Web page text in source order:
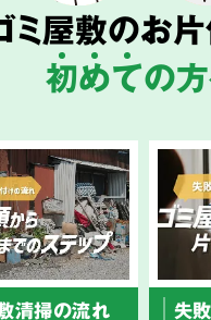
ミ屋敷のお
初めての
清掃の流れ 失